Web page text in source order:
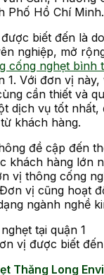
Phố Hồ Chí Minh.
biết đến là
nghiệp, mở
cống nghẹt bình
1. Với đơn vị này,
cần thiết và
dịch vụ tốt
khách hàng.
đề cập đến
khách hàng lớn
vị thông cống
vị cũng hoạt
ngành nghề
vị được biết
Thăng Long